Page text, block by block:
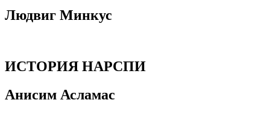
Людвиг Минкус
ИСТОРИЯ НАРСПИ
Анисим Асламас